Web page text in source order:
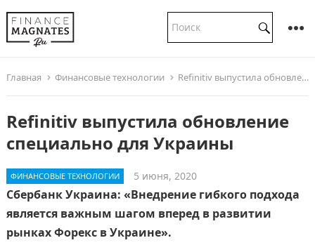
Главная Финансовые технологии Refinitiv выпустила обновление специально для Украины
Refinitiv выпустила обновление
специально для Украины
ФИНАНСОВЫЕ ТЕХНОЛОГИИ 5 июня, 2020
Сбербанк Украина: «Внедрение гибкого подхода
является важным шагом вперед в развитии
рынках Форекс в Украине».